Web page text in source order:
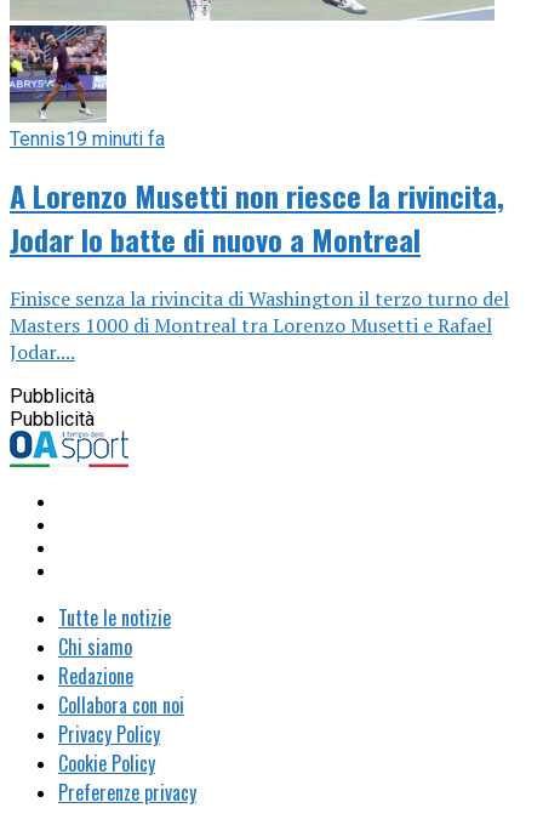
Tennis19 minuti fa
A Lorenzo Musetti non riesce la rivincita,
Jodar lo batte di nuovo a Montreal
Finisce senza la rivincita di Washington il terzo turno del
Masters 1000 di Montreal tra Lorenzo Musetti e Rafael
Jodar....
Pubblicità
Pubblicità
Tutte le notizie
Chi siamo
Redazione
Collabora con noi
Privacy Policy
Cookie Policy
Preferenze privacy